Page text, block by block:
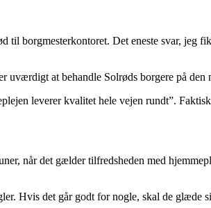
borgmesterkontoret. Det eneste svar, jeg
uværdigt at behandle Solrøds borgere på den
leverer kvalitet hele vejen rundt”.
når det gælder tilfredsheden med
Hvis det går godt for nogle, skal de